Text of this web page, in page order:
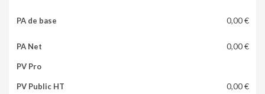
0,00 €
0,00 €
0,00 €